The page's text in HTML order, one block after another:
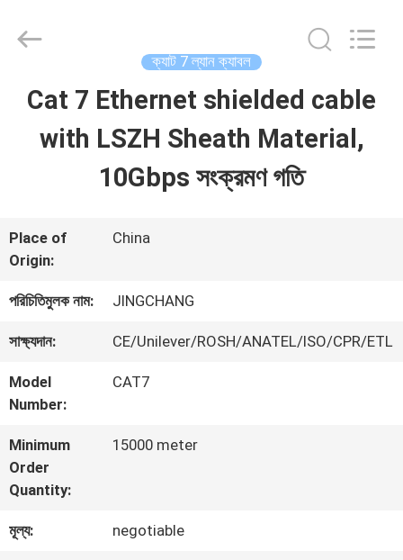
বাড়ি
ভিডিও
আমাদের
সম্পর্কে
কারখানা
ভ্রমণ
মান
নিয়ন্ত্রণ
Cable
Industry
ক্যাট 7 ল্যান ক্যাবল
Cat 7 Ethernet shielded cable
with LSZH Sheath Material,
10Gbps সংক্রমণ গতি
Place of
Origin:
China
পরিচিতিমুলক নাম: JINGCHANG
সাক্ষ্যদান: CE/Unilever/ROSH/ANATEL/ISO/CPR/ETL
Model
Number:
CAT7
Minimum
Order
Quantity:
15000 meter
মূল্য: negotiable